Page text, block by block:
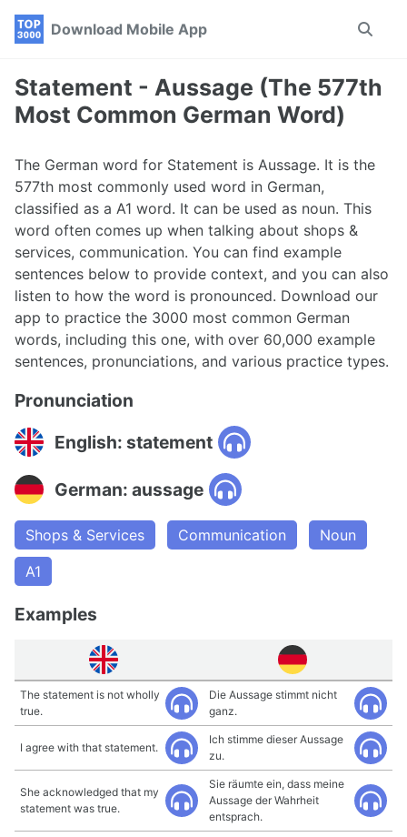
Skip
navigation
Skip
Skip
Download Mobile App
Toggle
Statement - Aussage (The 577th
Most Common German Word)
The German word for Statement is Aussage. It is the
577th most commonly used word in German,
classified as a A1 word. It can be used as noun. This
word often comes up when talking about shops &
services, communication. You can find example
sentences below to provide context, and you can also
listen to how the word is pronounced. Download our
app to practice the 3000 most common German
words, including this one, with over 60,000 example
sentences, pronunciations, and various practice types.
Pronunciation
English: statement
German: aussage
Shops & Services Communication
Noun
A1
Examples
The statement is not wholly
true.
Die Aussage stimmt nicht
ganz.
I agree with that statement.
Ich stimme dieser Aussage
zu.
She acknowledged that my
statement was true.
Sie räumte ein, dass meine
Aussage der Wahrheit
entsprach.